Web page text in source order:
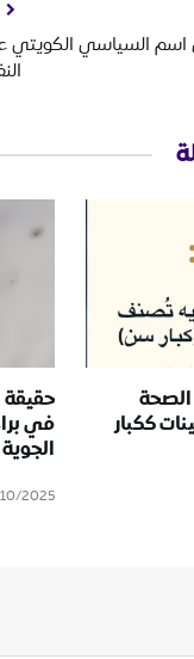
السياسي الكويتي
ككبار
حقيقة
في
2025